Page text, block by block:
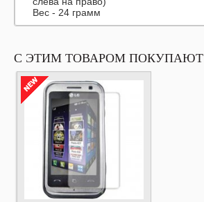
Вес - 24 грамм
С ЭТИМ ТОВАРОМ ПОКУПАЮТ